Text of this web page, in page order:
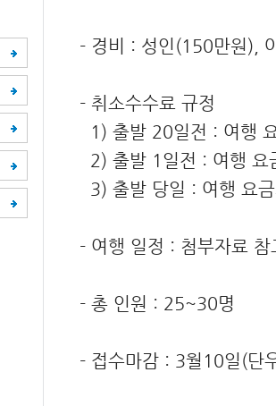
- 경비 : 성인(150만원),
- 취소수수료 규정
1) 출발 20일전 : 여행
2) 출발 1일전 : 여행
3) 출발 당일 : 여행 요
- 여행 일정 : 첨부자료 참
- 총 인원 : 25~30명
- 접수마감 : 3월10일(단